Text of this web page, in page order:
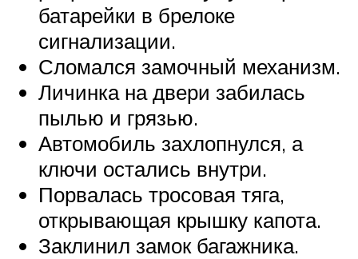
батарейки в брелоке
сигнализации.
Сломался замочный механизм.
Личинка на двери забилась
пылью и грязью.
Автомобиль захлопнулся, а
ключи остались внутри.
Порвалась тросовая тяга,
открывающая крышку капота.
Заклинил замок багажника.